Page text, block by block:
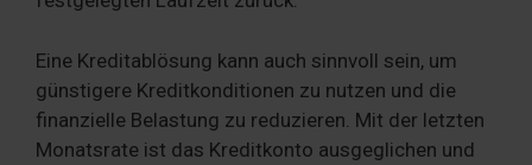
Eine Kreditablösung kann auch sinnvoll sein, um
günstigere Kreditkonditionen zu nutzen und die
finanzielle Belastung zu reduzieren. Mit der letzten
Monatsrate ist das Kreditkonto ausgeglichen und